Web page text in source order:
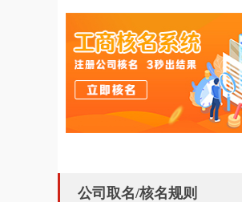
公司取名/核名规则